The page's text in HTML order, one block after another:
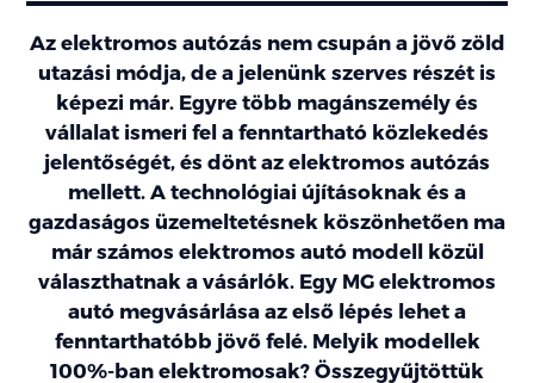
Az elektromos autózás nem csupán a jövő zöld
utazási módja, de a jelenünk szerves részét is
képezi már. Egyre több magánszemély és
vállalat ismeri fel a fenntartható közlekedés
jelentőségét, és dönt az elektromos autózás
mellett. A technológiai újításoknak és a
gazdaságos üzemeltetésnek köszönhetően ma
már számos elektromos autó modell közül
választhatnak a vásárlók. Egy MG elektromos
autó megvásárlása az első lépés lehet a
fenntarthatóbb jövő felé. Melyik modellek
100%-ban elektromosak? Összegyűjtöttük